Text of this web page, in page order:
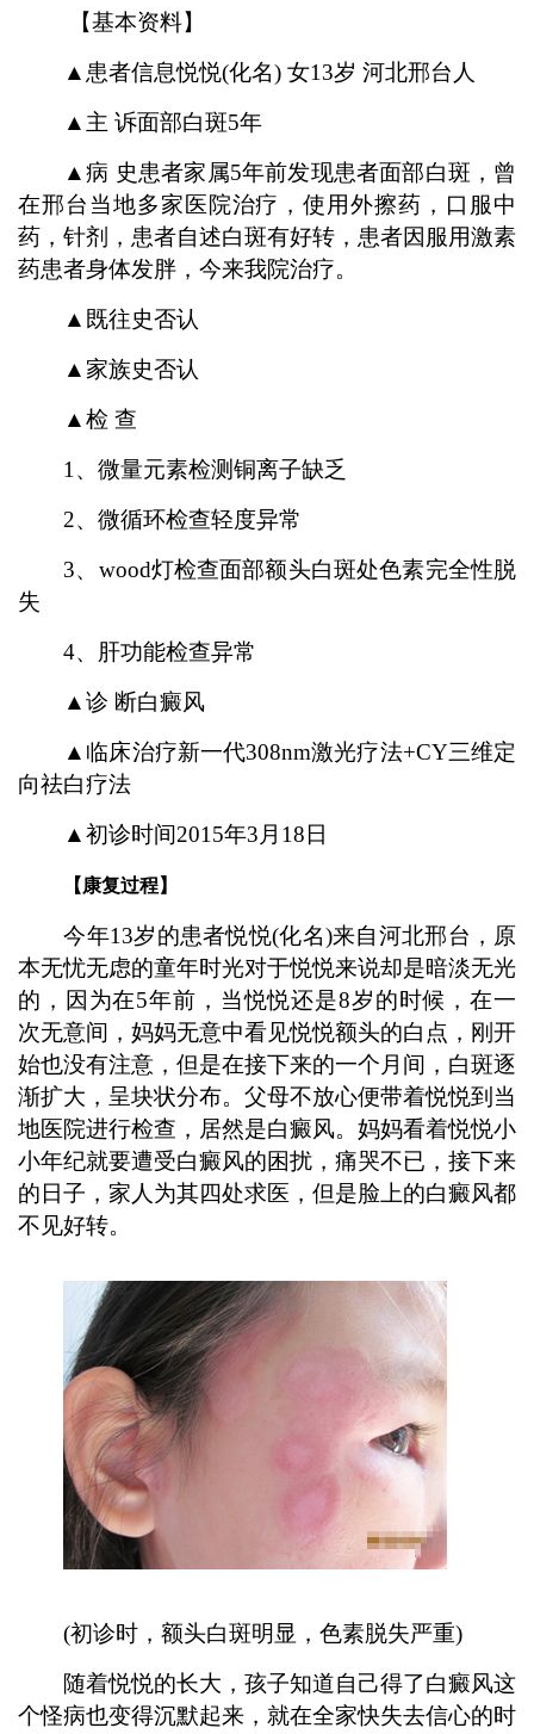
【基本资料】
▲患者信息悦悦(化名) 女13岁 河北邢台人
▲主 诉面部白斑5年
▲病 史患者家属5年前发现患者面部白斑，曾
在邢台当地多家医院治疗，使用外擦药，口服中
药，针剂，患者自述白斑有好转，患者因服用激素
药患者身体发胖，今来我院治疗。
▲既往史否认
▲家族史否认
▲检 查
1、微量元素检测铜离子缺乏
2、微循环检查轻度异常
3、wood灯检查面部额头白斑处色素完全性脱
失
4、肝功能检查异常
▲诊 断白癜风
▲临床治疗新一代308nm激光疗法+CY三维定
向祛白疗法
▲初诊时间2015年3月18日
【康复过程】
今年13岁的患者悦悦(化名)来自河北邢台，原
本无忧无虑的童年时光对于悦悦来说却是暗淡无光
的，因为在5年前，当悦悦还是8岁的时候，在一
次无意间，妈妈无意中看见悦悦额头的白点，刚开
始也没有注意，但是在接下来的一个月间，白斑逐
渐扩大，呈块状分布。父母不放心便带着悦悦到当
地医院进行检查，居然是白癜风。妈妈看着悦悦小
小年纪就要遭受白癜风的困扰，痛哭不已，接下来
的日子，家人为其四处求医，但是脸上的白癜风都
不见好转。
(初诊时，额头白斑明显，色素脱失严重)
随着悦悦的长大，孩子知道自己得了白癜风这
个怪病也变得沉默起来，就在全家快失去信心的时